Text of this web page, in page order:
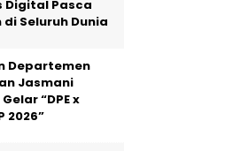
Pasca
Seluruh Dunia
Departemen
Jasmani
“DPE x
2026”